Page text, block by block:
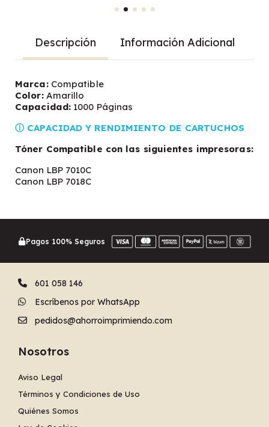
Descripción Información Adicional
Marca:Compatible
Color:Amarillo
Capacidad: 1000 Páginas
ⓘ CAPACIDAD Y RENDIMIENTO DE CARTUCHOS
Tóner Compatible con las siguientes impresoras:
Canon LBP 7010C
Canon LBP 7018C
Pagos 100% Seguros
601 058 146
Escríbenos por WhatsApp
pedidos@ahorroimprimiendo.com
Nosotros
Aviso Legal
Términos y Condiciones de Uso
Quiénes Somos